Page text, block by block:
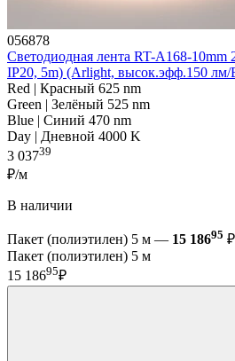
056878
Светодиодная лента RT-A168-
IP20, 5m) (Arlight, высок.эфф.150 лм/
Red | Красный 625 nm
Green | Зелёный 525 nm
Blue | Синий 470 nm
Day | Дневной 4000 K
3 03739
₽/м
В наличии
Пакет (полиэтилен) 5 м — 15 18695 ₽
Пакет (полиэтилен) 5 м
15 18695₽